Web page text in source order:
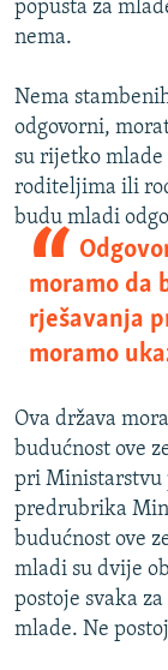
popusta za
nema.
Nema
odgovorni,
su rijetko mlade
roditeljima ili
budu mladi
moramo da
rješavanja
moramo
Ova država
budućnost ove
pri Ministarstvu
predrubrika
budućnost ove
mladi su dvije
postoje svaka
mlade. Ne